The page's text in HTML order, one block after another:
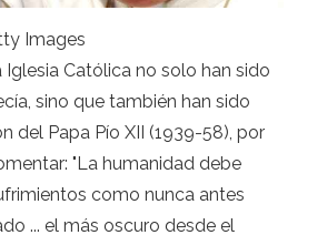
Images
Iglesia Católica no solo han sido
sino que también han sido
del Papa Pío XII (1939-58), por
"La humanidad debe
como nunca antes
... el más oscuro desde el